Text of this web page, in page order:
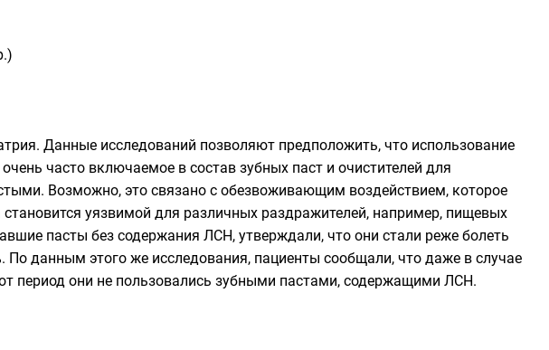
. Данные исследований позволяют предположить, что использование
часто включаемое в состав зубных паст и очистителей для
Возможно, это связано с обезвоживающим воздействием, которое
уязвимой для различных раздражителей, например, пищевых
пасты без содержания ЛСН, утверждали, что они стали реже болеть
данным этого же исследования, пациенты сообщали, что даже в случае
период они не пользовались зубными пастами, содержащими ЛСН.